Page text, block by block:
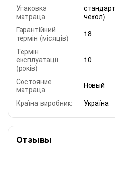
Упаковка
матраца
чехол)
Гарантійний
термін (місяців)
18
Термін
експлуатації
(років)
10
Состояние
матраца
Новый
Країна виробник:
Україна
Отзывы